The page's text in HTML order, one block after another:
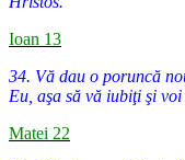
Ioan 13
34. Vă dau o poruncă
Eu, aşa să vă iubiţi şi
Matei 22